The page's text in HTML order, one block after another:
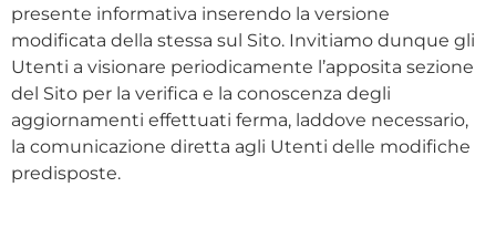
presente informativa inserendo la versione
modificata della stessa sul Sito. Invitiamo dunque gli
Utenti a visionare periodicamente l’apposita sezione
del Sito per la verifica e la conoscenza degli
aggiornamenti effettuati ferma, laddove necessario,
la comunicazione diretta agli Utenti delle modifiche
predisposte.